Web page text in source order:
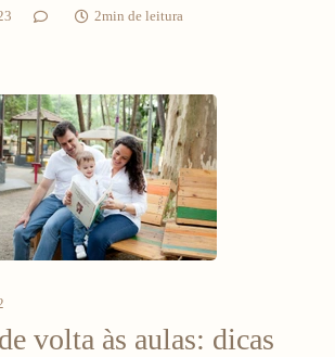
2min de leitura
volta às aulas: dicas